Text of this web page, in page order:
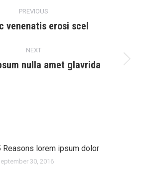
PREVIOUS
Previous
venenatis erosi scel
NEXT
Next
nulla amet glavrida
Reasons lorem ipsum dolor
30, 2016